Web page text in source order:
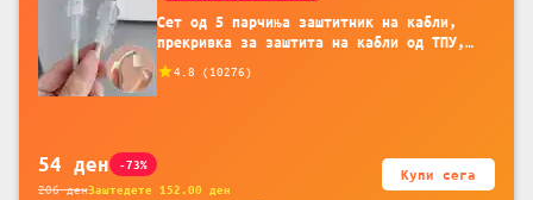
Сет од 5 парчиња заштитник на кабли,
прекривка за заштита на кабли од ТПУ,
додатоци за заштита на кабли, без
батерија, за мобилни телефони, комплет
4.8 ( 10276)
54 ден -73%
206денЗаштедете 152.00 ден
Купи сега